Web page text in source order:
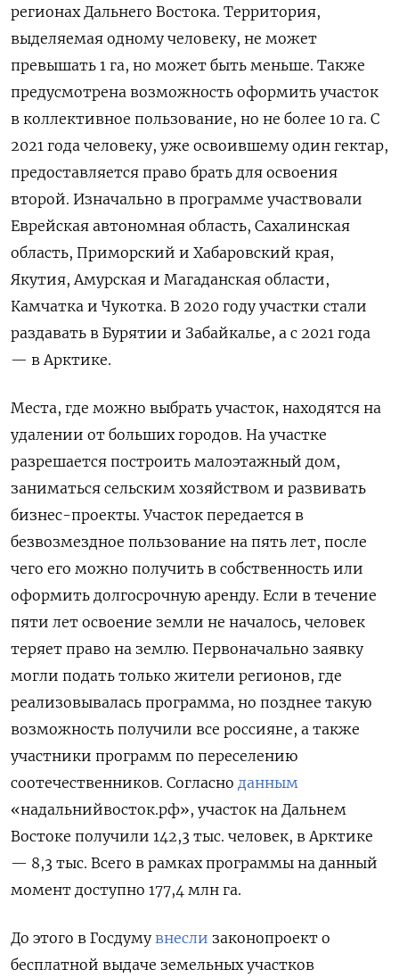
регионах Дальнего Востока. Территория,
выделяемая одному человеку, не может
превышать 1 га, но может быть меньше. Также
предусмотрена возможность оформить участок
в коллективное пользование, но не более 10 га. С
2021 года человеку, уже освоившему один гектар,
предоставляется право брать для освоения
второй. Изначально в программе участвовали
Еврейская автономная область, Сахалинская
область, Приморский и Хабаровский края,
Якутия, Амурская и Магаданская области,
Камчатка и Чукотка. В 2020 году участки стали
раздавать в Бурятии и Забайкалье, а с 2021 года
— в Арктике.
Места, где можно выбрать участок, находятся на
удалении от больших городов. На участке
разрешается построить малоэтажный дом,
заниматься сельским хозяйством и развивать
бизнес-проекты. Участок передается в
безвозмездное пользование на пять лет, после
чего его можно получить в собственность или
оформить долгосрочную аренду. Если в течение
пяти лет освоение земли не началось, человек
теряет право на землю. Первоначально заявку
могли подать только жители регионов, где
реализовывалась программа, но позднее такую
возможность получили все россияне, а также
участники программ по переселению
соотечественников. Согласно данным
«надальнийвосток.рф», участок на Дальнем
Востоке получили 142,3 тыс. человек, в Арктике
— 8,3 тыс. Всего в рамках программы на данный
момент доступно 177,4 млн га.
До этого в Госдуму внесли законопроект о
бесплатной выдаче земельных участков